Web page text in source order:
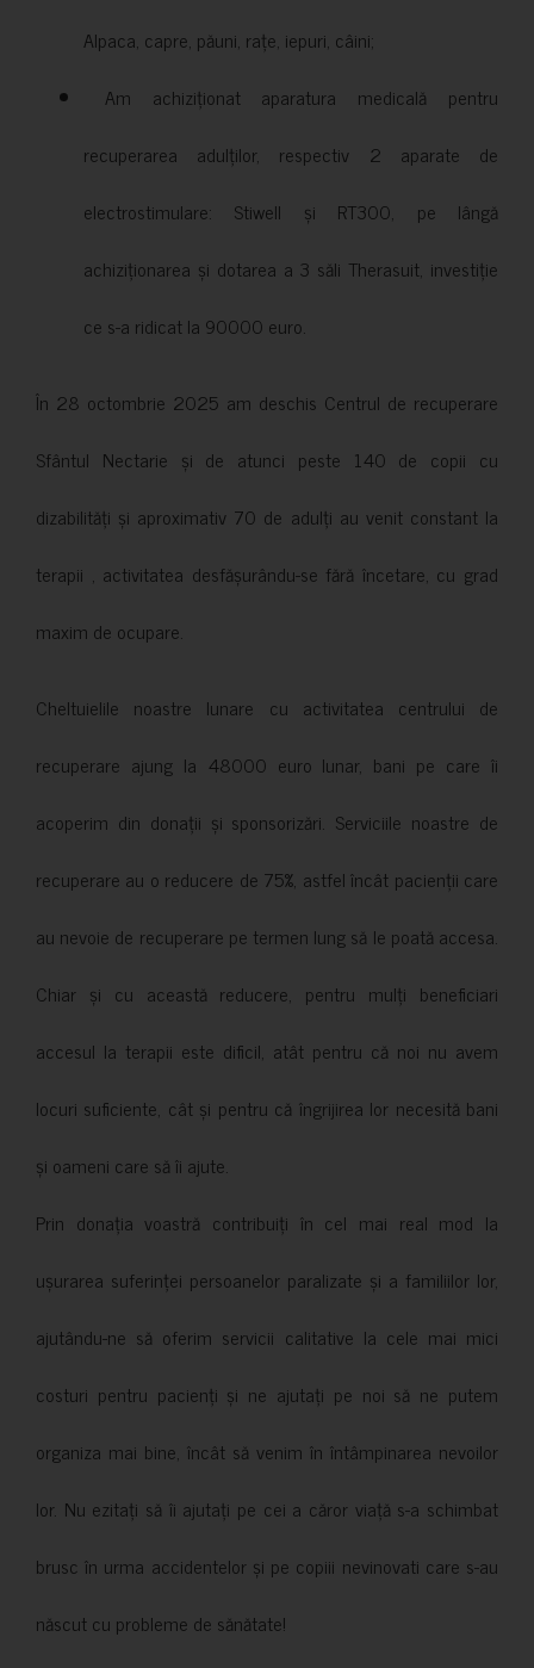
Alpaca, capre, păuni, rațe, iepuri, câini;
Am achiziționat aparatura medicală pentru
recuperarea adulților, respectiv 2 aparate de
electrostimulare: Stiwell și RT300, pe lângă
achiziționarea și dotarea a 3 săli Therasuit, investiție
ce s-a ridicat la 90000 euro.
În 28 octombrie 2025 am deschis Centrul de recuperare
Sfântul Nectarie și de atunci peste 140 de copii cu
dizabilități și aproximativ 70 de adulți au venit constant la
terapii , activitatea desfășurându-se fără încetare, cu grad
maxim de ocupare.
Cheltuielile noastre lunare cu activitatea centrului de
recuperare ajung la 48000 euro lunar, bani pe care îi
acoperim din donații și sponsorizări. Serviciile noastre de
recuperare au o reducere de 75%, astfel încât pacienții care
au nevoie de recuperare pe termen lung să le poată accesa.
Chiar și cu această reducere, pentru mulți beneficiari
accesul la terapii este dificil, atât pentru că noi nu avem
locuri suficiente, cât și pentru că îngrijirea lor necesită bani
și oameni care să îi ajute.
Prin donația voastră contribuiți în cel mai real mod la
ușurarea suferinței persoanelor paralizate și a familiilor lor,
ajutându-ne să oferim servicii calitative la cele mai mici
costuri pentru pacienți și ne ajutați pe noi să ne putem
organiza mai bine, încât să venim în întâmpinarea nevoilor
lor. Nu ezitați să îi ajutați pe cei a căror viață s-a schimbat
brusc în urma accidentelor și pe copiii nevinovati care s-au
născut cu probleme de sănătate!